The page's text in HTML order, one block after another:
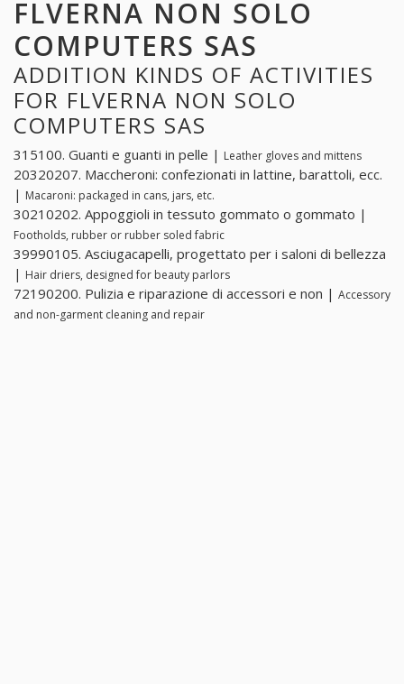
FLVERNA NON SOLO
COMPUTERS SAS
ADDITION KINDS OF ACTIVITIES
FOR FLVERNA NON SOLO
COMPUTERS SAS
315100. Guanti e guanti in pelle | Leather gloves and mittens
20320207. Maccheroni: confezionati in lattine, barattoli, ecc.
| Macaroni: packaged in cans, jars, etc.
30210202. Appoggioli in tessuto gommato o gommato |
Footholds, rubber or rubber soled fabric
39990105. Asciugacapelli, progettato per i saloni di bellezza
| Hair driers, designed for beauty parlors
72190200. Pulizia e riparazione di accessori e non | Accessory
and non-garment cleaning and repair